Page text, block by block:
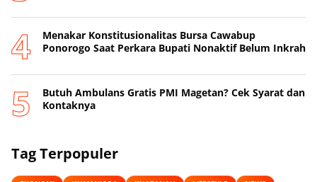
Menakar Konstitusionalitas Bursa Cawabup
Ponorogo Saat Perkara Bupati Nonaktif Belum Inkrah
Butuh Ambulans Gratis PMI Magetan? Cek Syarat dan
Kontaknya
Tag Terpopuler